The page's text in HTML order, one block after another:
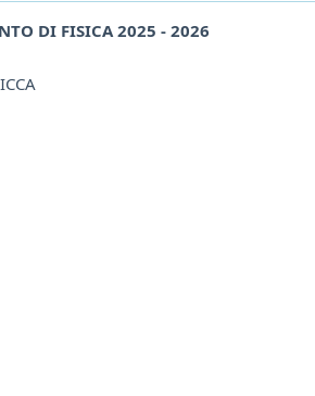
DI FISICA 2025 - 2026